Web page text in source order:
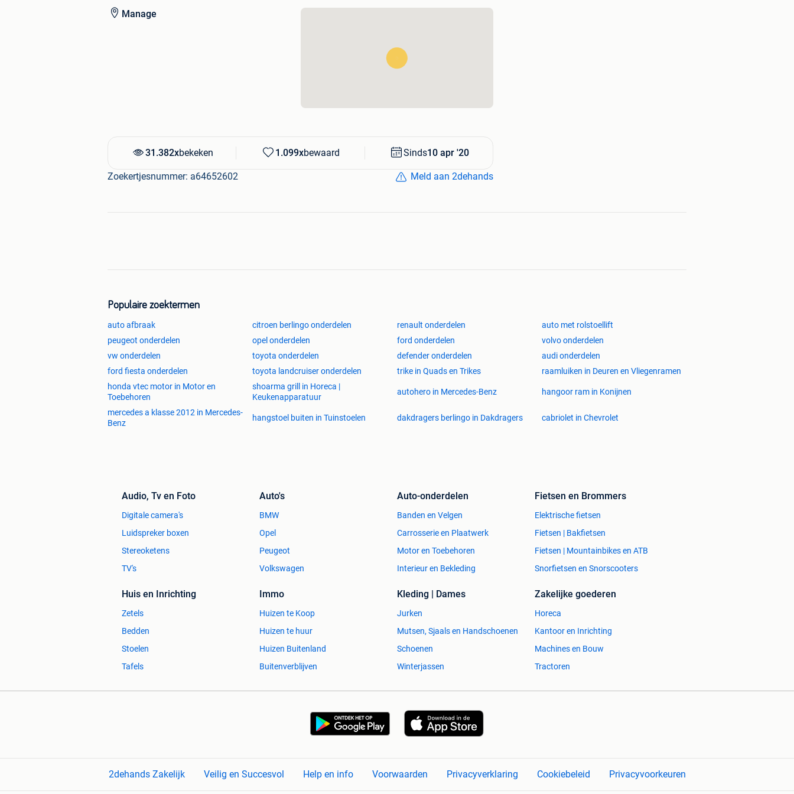
ou enlèvement à notre dépôt à Houdeng-Goegnies 7110.
Manage
31.382xbekeken 1.099xbewaard Sinds10 apr '20
Zoekertjesnummer: a64652602 Meld aan 2dehands
Populaire zoektermen
auto afbraak citroen berlingo onderdelen renault onderdelen
auto met rolstoellift
peugeot onderdelen
opel onderdelen ford onderdelen
volvo onderdelen
vw onderdelen
toyota onderdelen defender onderdelen
audi onderdelen
ford fiesta onderdelen
toyota landcruiser onderdelen trike in Quads en Trikes
raamluiken in Deuren en Vliegenramen
honda vtec motor in Motor en
Toebehoren
shoarma grill in Horeca |
Keukenapparatuur
autohero in Mercedes-Benz hangoor ram in Konijnen
mercedes a klasse 2012 in Mercedes-
Benz
hangstoel buiten in Tuinstoelen dakdragers berlingo in Dakdragers cabriolet in Chevrolet
Audio, Tv en Foto
Digitale camera's
Luidspreker boxen
Stereoketens
TV's
Auto's
BMW
Opel
Peugeot
Volkswagen
Auto-onderdelen
Banden en Velgen
Carrosserie en Plaatwerk
Motor en Toebehoren
Interieur en Bekleding
Fietsen en Brommers
Elektrische fietsen
Fietsen | Bakfietsen
Fietsen | Mountainbikes en ATB
Snorfietsen en Snorscooters
Huis en Inrichting
Zetels
Bedden
Stoelen
Tafels
Immo
Huizen te Koop
Huizen te huur
Huizen Buitenland
Buitenverblijven
Kleding | Dames
Jurken
Mutsen, Sjaals en Handschoenen
Schoenen
Winterjassen
Zakelijke goederen
Horeca
Kantoor en Inrichting
Machines en Bouw
Tractoren
2dehands Zakelijk Veilig en Succesvol Help en info Voorwaarden Privacyverklaring Cookiebeleid Privacyvoorkeuren